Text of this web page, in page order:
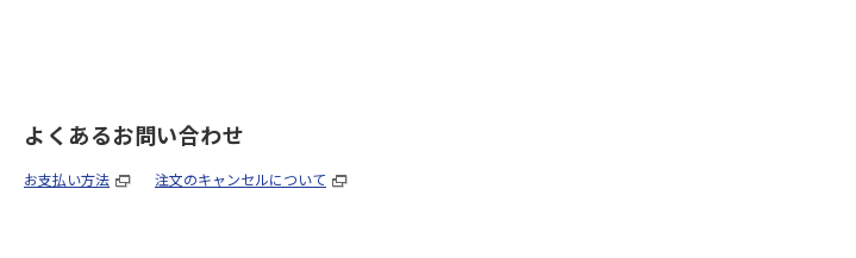
よくあるお問い合わせ
お支払い方法 注文のキャンセルについて